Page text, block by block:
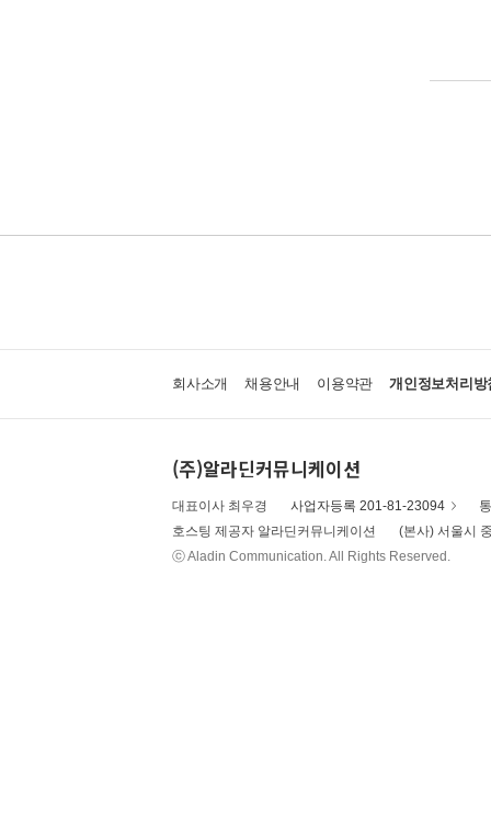
회사소개 채용안내 이용약관 개인정보처리방
(주)알라딘커뮤니케이션
대표이사 최우경 사업자등록 201-81-23094
호스팅 제공자 알라딘커뮤니케이션
(본사) 서울시
ⓒ Aladin Communication. All Rights Reserved.